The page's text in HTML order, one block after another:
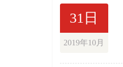
31日
2019年10月